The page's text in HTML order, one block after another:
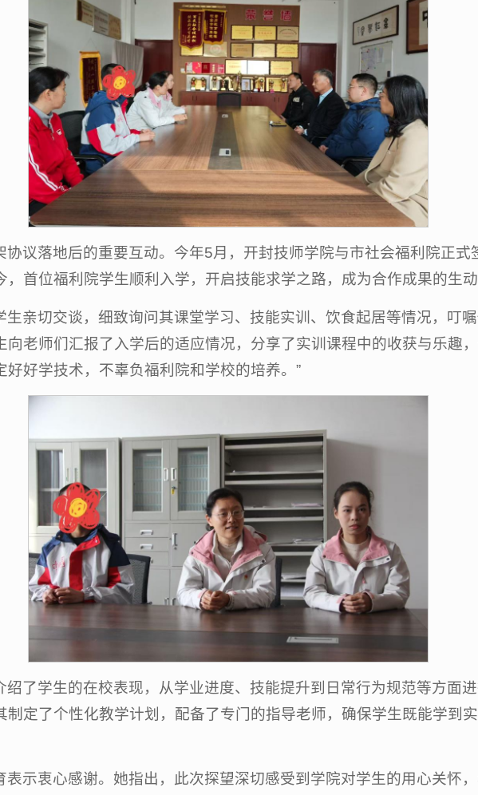
议落地后的重要互动。今年5月，开封技师学院与市社会福利院正式
首位福利院学生顺利入学，开启技能求学之路，成为合作成果的生动
亲切交谈，细致询问其课堂学习、技能实训、饮食起居等情况，叮
老师们汇报了入学后的适应情况，分享了实训课程中的收获与乐趣
好学技术，不辜负福利院和学校的培养。”
了学生的在校表现，从学业进度、技能提升到日常行为规范等方面
定了个性化教学计划，配备了专门的指导老师，确保学生既能学到
示衷心感谢。她指出，此次探望深切感受到学院对学生的用心关怀